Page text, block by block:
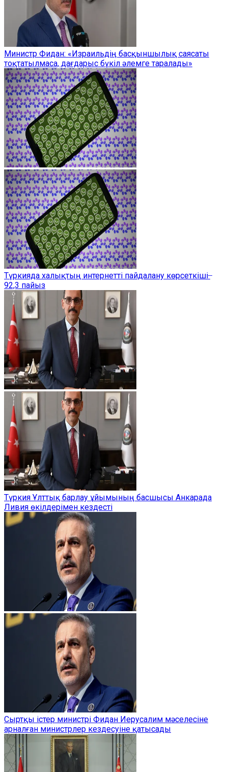
Министр Фидан: «Израильдің басқыншылық саясаты
тоқтатылмаса, дағдарыс бүкіл әлемге таралады»
Түркияда халықтың интернетті пайдалану көрсеткіші ̶
92,3 пайыз
Түркия Ұлттық барлау ұйымының басшысы Анкарада
Ливия өкілдерімен кездесті
Сыртқы істер министрі Фидан Иерусалим мәселесіне
арналған министрлер кездесуіне қатысады